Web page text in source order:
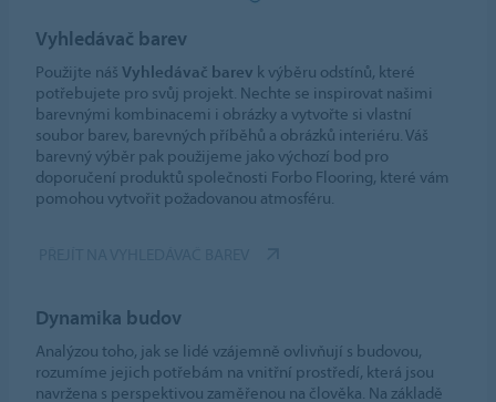
Vyhledávač barev
Použijte nášVyhledávač barev k výběru odstínů, které
potřebujete pro svůj projekt. Nechte se inspirovat našimi
barevnými kombinacemi i obrázky a vytvořte si vlastní
soubor barev, barevných příběhů a obrázků interiéru. Váš
barevný výběr pak použijeme jako výchozí bod pro
doporučení produktů společnosti Forbo Flooring, které vám
pomohou vytvořit požadovanou atmosféru.
Dynamika budov
Analýzou toho, jak se lidé vzájemně ovlivňují s budovou,
rozumíme jejich potřebám na vnitřní prostředí, která jsou
navržena s perspektivou zaměřenou na člověka. Na základě